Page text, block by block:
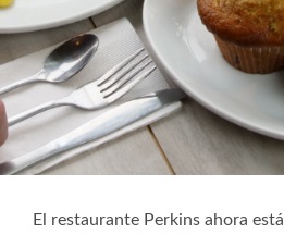
El restaurante Perkins ahora está